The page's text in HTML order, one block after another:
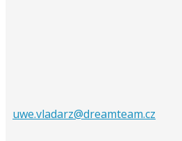
uwe.vladarz@dreamteam.cz